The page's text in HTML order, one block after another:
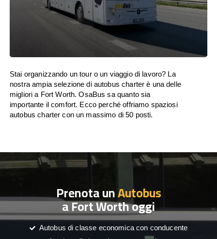
Stai organizzando un tour o un viaggio di lavoro? La
nostra ampia selezione di autobus charter è una delle
migliori a Fort Worth. OsaBus sa quanto sia
importante il comfort. Ecco perché offriamo spaziosi
autobus charter con un massimo di 50 posti.
Prenota unAutobus
a Fort Worth oggi
Autobus di classe economica con conducente